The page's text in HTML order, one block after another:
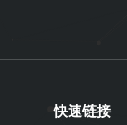
快速链接